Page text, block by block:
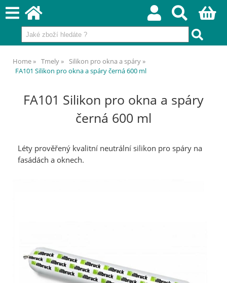
Home Tmely
Silikon pro okna a spáry
FA101 Silikon pro okna a spáry černá 600 ml
FA101 Silikon pro okna a spáry
černá 600 ml
Léty prověřený kvalitní neutrální silikon pro spáry na
fasádách a oknech.